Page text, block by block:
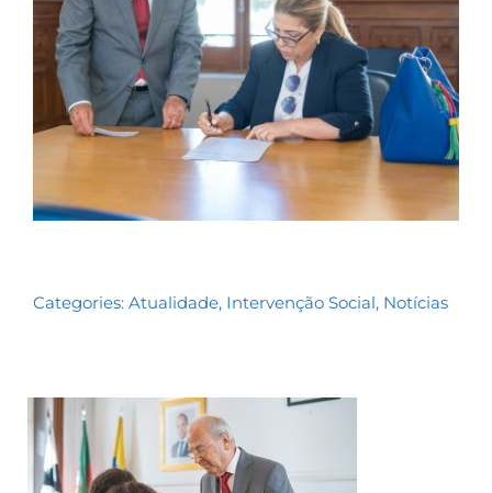
TRANSPARÊNCIA
Categories: Atualidade, Intervenção Social, Notícias